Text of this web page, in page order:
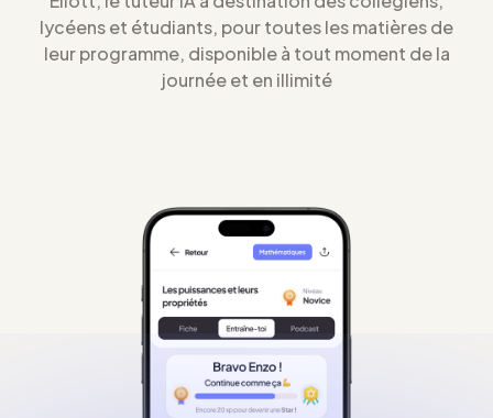
lycéens et étudiants, pour toutes les matières de
leur programme, disponible à tout moment de la
journée et en illimité